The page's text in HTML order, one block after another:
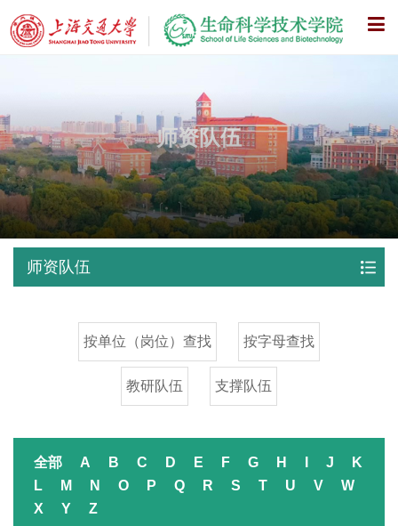
X
师资队伍
师资队伍
按单位（岗位）查找 按字母查找
教研队伍 支撑队伍
全部 A B C D E F G H J
K
L
M N O P Q R S T U V
W
X
Y Z